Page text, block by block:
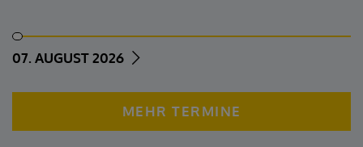
07. AUGUST 2026
MEHR TERMINE